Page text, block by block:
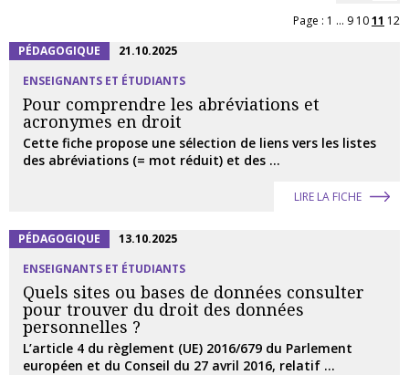
Page : 1 ... 9 1011 12
PÉDAGOGIQUE
21.10.2025
ENSEIGNANTS ET ÉTUDIANTS
Pour comprendre les abréviations et
acronymes en droit
Cette fiche propose une sélection de liens vers les listes
des abréviations (= mot réduit) et des ...
LIRE LA FICHE
PÉDAGOGIQUE
13.10.2025
ENSEIGNANTS ET ÉTUDIANTS
Quels sites ou bases de données consulter
pour trouver du droit des données
personnelles ?
L’article 4 du règlement (UE) 2016/679 du Parlement
européen et du Conseil du 27 avril 2016, relatif ...